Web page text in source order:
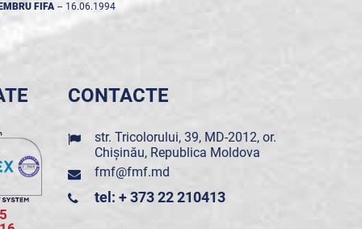
FIFA -- 16.06.1994
CONTACTE
str. Tricolorului, 39, MD-2012, or.
Chișinău, Republica Moldova
fmf@fmf.md
tel: + 373 22 210413